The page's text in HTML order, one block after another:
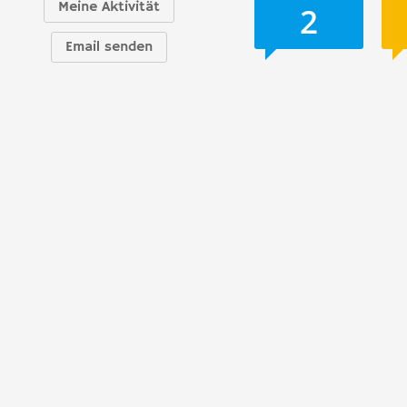
Meine Aktivität
Email senden
2